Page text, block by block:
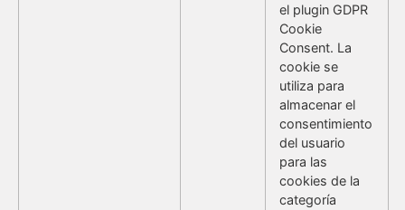
el plugin GDPR
Cookie
Consent. La
cookie se
utiliza para
almacenar el
consentimiento
del usuario
para las
cookies de la
categoría